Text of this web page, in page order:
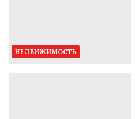
НЕДВИЖИМОСТЬ